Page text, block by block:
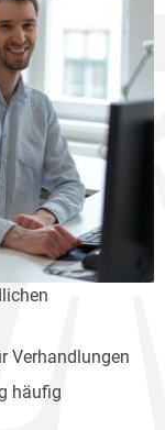
Verhandlungen
häufig